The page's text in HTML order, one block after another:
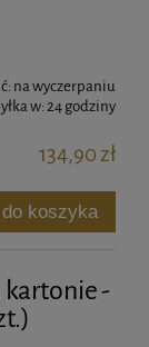
na wyczerpaniu
w:24 godziny
134,90 zł
do koszyka
-